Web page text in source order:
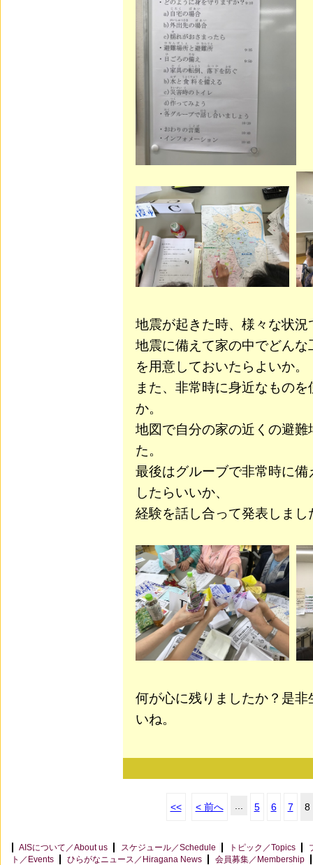
地震が起きた時、様々な状
地震に備えて家の中でどん
を用意しておいたらよいか。
また、非常時に身近なもの
か。
地図で自分の家の近くの避
た。
最後はグルーブで非常時に
したらいいか、
経験を話し合って発表しまし
何が心に残りましたか？是
いね。
<< < 前へ ... 5 6 7 8
AISについて／About us スケジュール／Schedule トピック／Topics
ト／Events
ひらがなニュース／Hiragana News
会員募集／Membership